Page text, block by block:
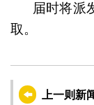
届时将派
取。
上一则新